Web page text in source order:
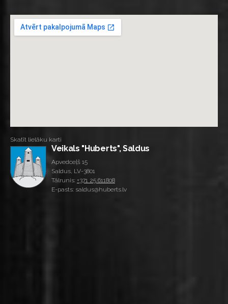
Skatīt lielāku karti
Veikals "Huberts", Saldus
Apvedceļš 15
Saldus, LV-3801
Tālrunis: +371 25 611808
E-pasts: saldus@huberts.lv